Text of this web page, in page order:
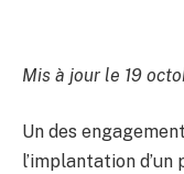
Mis à jour le 19
Un des
l’implantation d’un